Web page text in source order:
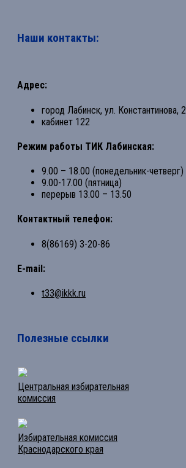
Наши контакты:
Адрес:
город Лабинск, ул. Константинова, 2
кабинет 122
Режим работы ТИК Лабинская:
9.00 – 18.00 (понедельник-четверг)
9.00-17.00 (пятница)
перерыв 13.00 – 13.50
Контактный телефон:
8(86169) 3-20-86
E-mail:
t33@ikkk.ru
Полезные ссылки
Центральная избирательная
комиссия
Избирательная комиссия
Краснодарского края